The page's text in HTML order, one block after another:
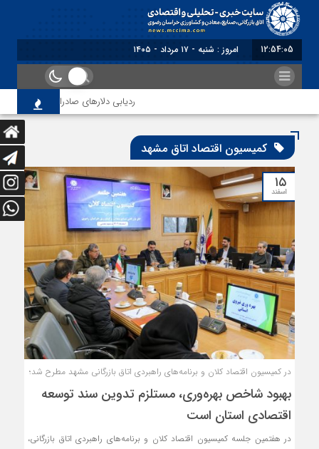
12:54:05 امروز : شنبه - ۱۷ مرداد - ۱۴۰۵
ردیابی دلارهای صادراتی
کمیسیون اقتصاد اتاق مشهد
۱۵
اسفند
در کمیسیون اقتصاد کلان و برنامه‌های راهبردی اتاق بازرگانی مشهد مطرح شد؛
بهبود شاخص بهره‌وری، مستلزم تدوین سند توسعه
اقتصادی استان است
در هفتمین جلسه کمیسیون اقتصاد کلان و برنامه‌های راهبردی اتاق بازرگانی،